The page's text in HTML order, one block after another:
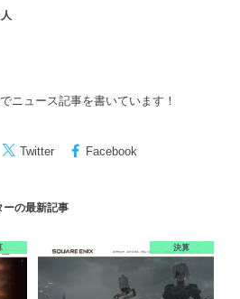
ニュース記事を書いています！
Twitter Facebook
ーの最新記事
決算